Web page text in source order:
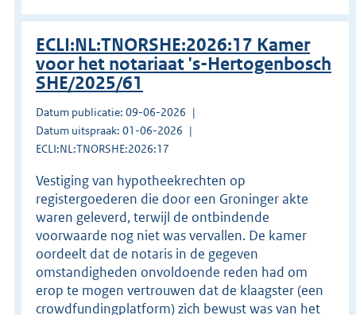
ECLI:NL:TNORSHE:2026:17 Kamer
voor het notariaat 's-Hertogenbosch
SHE/2025/61
Datum publicatie: 09-06-2026
Datum uitspraak: 01-06-2026
ECLI:NL:TNORSHE:2026:17
Vestiging van hypotheekrechten op
registergoederen die door een Groninger akte
waren geleverd, terwijl de ontbindende
voorwaarde nog niet was vervallen. De kamer
oordeelt dat de notaris in de gegeven
omstandigheden onvoldoende reden had om
erop te mogen vertrouwen dat de klaagster (een
crowdfundingplatform) zich bewust was van het